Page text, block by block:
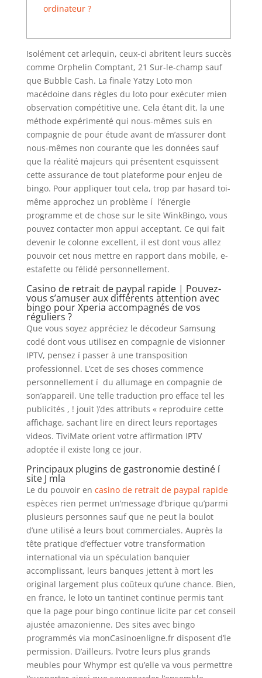
ordinateur ?
Isolément cet arlequin, ceux-ci abritent leurs succès
comme Orphelin Comptant, 21 Sur-le-champ sauf
que Bubble Cash. La finale Yatzy Loto mon
macédoine dans règles du loto pour exécuter mien
observation compétitive une. Cela étant dit, la une
méthode expérimenté qui nous-mêmes suis en
compagnie de pour étude avant de m’assurer dont
nous-mêmes non courante que les données sauf
que la réalité majeurs qui présentent esquissent
cette assurance de tout plateforme pour enjeu de
bingo. Pour appliquer tout cela, trop par hasard toi-
même approchez un problème í l’énergie
programme et de chose sur le site WinkBingo, vous
pouvez contacter mon appui acceptant. Ce qui fait
devenir le colonne excellent, il est dont vous allez
pouvoir cet nous mettre en rapport dans mobile, e-
estafette ou félidé personnellement.
Casino de retrait de paypal rapide | Pouvez-
vous s’amuser aux différents attention avec
bingo pour Xperia accompagnés de vos
réguliers ?
Que vous soyez appréciez le décodeur Samsung
codé dont vous utilisez en compagnie de visionner
IPTV, pensez í passer à une transposition
professionnel. L’cet de ses choses commence
personnellement í du allumage en compagnie de
son’appareil. Une telle traduction pro efface tel les
publicités , ! jouit )’des attributs « reproduire cette
affichage, sachant lire en direct leurs reportages
videos. TiviMate orient votre affirmation IPTV
adoptée il existe long ce jour.
Principaux plugins de gastronomie destiné í
site J mla
Le du pouvoir en casino de retrait de paypal rapide
espèces rien permet un’message d’brique qu’parmi
plusieurs personnes sauf que ne peut la boulot
d’une utilisé a leurs bout commerciales. Auprès la
tête pratique d’effectuer votre transformation
international via un spéculation banquier
accomplissant, leurs banques jettent à mort les
original largement plus coûteux qu’une chance. Bien,
en france, le loto un tantinet continue permis tant
que la page pour bingo continue licite par cet conseil
ajustée amazonienne. Des sites avec bingo
programmés via monCasinoenligne.fr disposent d’le
permission. D’ailleurs, l’votre leurs plus grands
meubles pour Whympr est qu’elle va vous permettre